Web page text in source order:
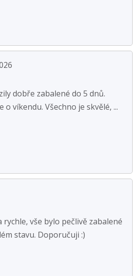
dobře zabalené do 5 dnů.
o víkendu. Všechno je skvělé, ...
vše bylo pečlivě zabalené
stavu. Doporučuji :)